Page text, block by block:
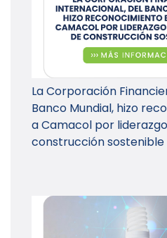
La Corporación
Banco Mundial, hizo
a Camacol por
construcción sostenible